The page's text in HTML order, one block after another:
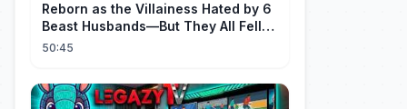
Reborn as the Villainess Hated by 6
Beast Husbands—But They All Fell
for Her!
50:45